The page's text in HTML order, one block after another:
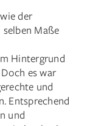
der
Maße
Hintergrund
es war
und
Entsprechend
und